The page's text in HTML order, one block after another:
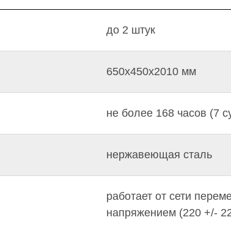
до 2 штук
650х450х2010 мм
не более 168 часов (7
нержавеющая сталь
работает от сети
напряжением (220 +/-